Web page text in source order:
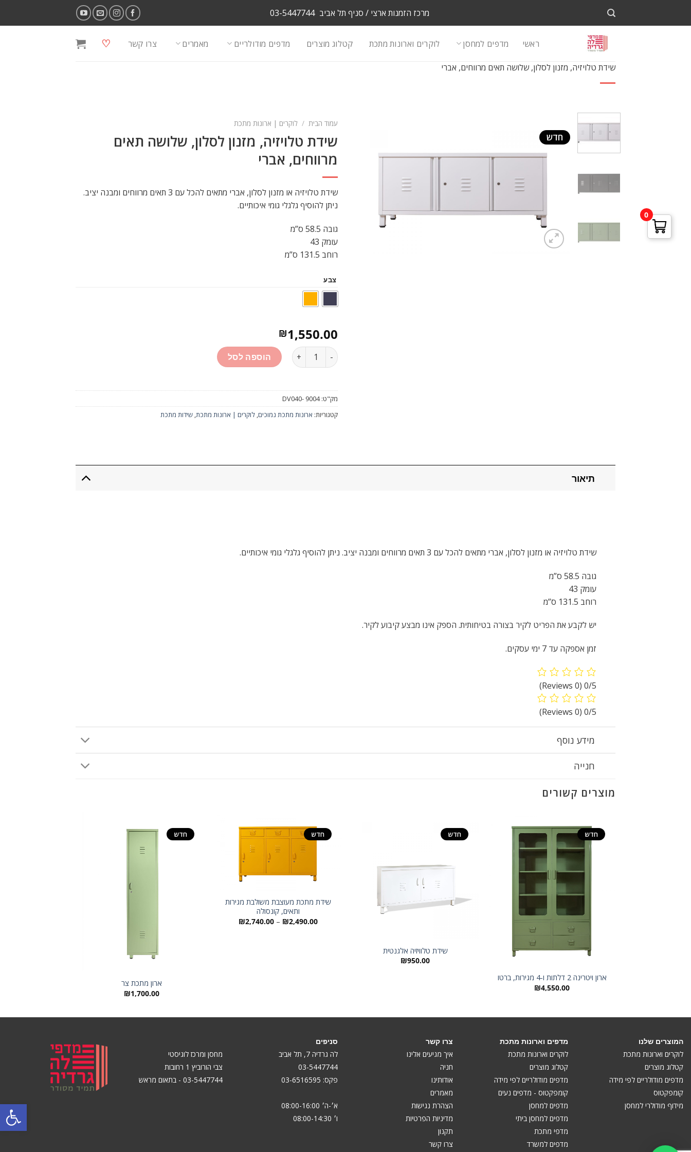
פתח
מרכז הזמנות ארצי / סניף תל אביב 03-5447744
ראשי מדפים למחסן לוקרים וארונות מתכת קטלוג מוצרים מדפים מודולריים מאמרים צרו קשר ♡
שידת טלויזיה, מזנון לסלון, שלושה תאים מרווחים, אברי
חדש
עמוד הבית / לוקרים | ארונות מתכת
שידת טלויזיה, מזנון לסלון, שלושה תאים
מרווחים, אברי
שידת טלויזיה או מזנון לסלון, אברי מתאים להכל עם 3 תאים מרווחים ומבנה יציב.
ניתן להוסיף גלגלי גומי איכותיים.
גובה 58.5 ס”מ
עומק 43
רוחב 131.5 ס”מ
צבע
₪1,550.00
כמות הוספה לסל
מק"ט:DV040- 9004
קטגוריות: ארונות מתכת נמוכים, לוקרים | ארונות מתכת, שידות מתכת
תיאור
שידת טלויזיה או מזנון לסלון, אברי מתאים להכל עם 3 תאים מרווחים ומבנה יציב. ניתן להוסיף גלגלי גומי איכותיים.
גובה 58.5 ס”מ
עומק 43
רוחב 131.5 ס”מ
יש לקבע את הפריט לקיר בצורה בטיחותית. הספק אינו מבצע קיבוע לקיר.
זמן אספקה עד 7 ימי עסקים.
0/5
(0 Reviews)
0/5
(0 Reviews)
מידע נוסף
חנייה
מוצרים קשורים
חדש
ארון ויטרינה 2 דלתות ו-4 מגירות, ברטו
₪4,550.00
חדש
שידת טלוויזיה אלגנטית
₪950.00
חדש
שידת מתכת מעוצבת משולבת מגירות
ותאים, קונסולה
₪2,490.00
–
₪2,740.00 טווח
חדש
ארון מתכת צר
₪1,700.00
המוצרים שלנו
לוקרים וארונות מתכת
קטלוג מוצרים
מדפים מודולריים לפי מידה
קומפקטוס
מידוף מודולרי למחסן
מדפים וארונות מתכת
לוקרים וארונות מתכת
קטלוג מוצרים
מדפים מודולריים לפי מידה
קומפקטוס - מדפים נעים
מדפים למחסן
מדפים למחסן ביתי
מדפי מתכת
מדפים למשרד
צרו קשר
איך מגיעים אלינו
חניה
אודותינו
מאמרים
הצהרת נגישות
מדיניות הפרטיות
תקנון
צרו קשר
סניפים
לה גרדיה 7, תל אביב
03-5447744
פקס: 03-6516595
א׳-ה׳ 08:00-16:00
ו׳ 08:00-14:30
מחסן ומרכז לוגיסטי
צבי הורוביץ 1 רחובות
03-5447744 - בתאום מראש
0